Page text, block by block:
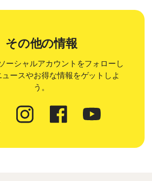
その他の情報
ーシャルアカウントをフォローし
ースやお得な情報をゲットしよ
う。